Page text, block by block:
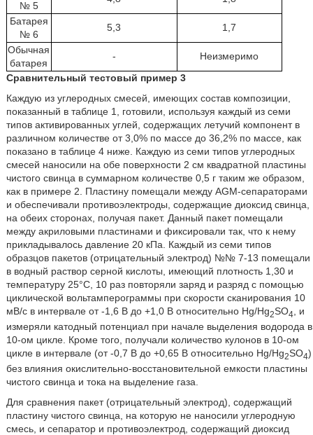
№ 5
Батарея
№ 6
5,3
1,7
Обычная
батарея
-
Неизмеримо
Сравнительный тестовый пример 3
Каждую из углеродных смесей, имеющих состав композиции,
показанный в таблице 1, готовили, используя каждый из семи
типов активированных углей, содержащих летучий компонент в
различном количестве от 3,0% по массе до 36,2% по массе, как
показано в таблице 4 ниже. Каждую из семи типов углеродных
смесей наносили на обе поверхности 2 см квадратной пластины
чистого свинца в суммарном количестве 0,5 г таким же образом,
как в примере 2. Пластину помещали между AGM-сепараторами
и обеспечивали противоэлектроды, содержащие диоксид свинца,
на обеих сторонах, получая пакет. Данный пакет помещали
между акриловыми пластинами и фиксировали так, что к нему
прикладывалось давление 20 кПа. Каждый из семи типов
образцов пакетов (отрицательный электрод) №№ 7-13 помещали
в водный раствор серной кислоты, имеющий плотность 1,30 и
температуру 25°С, 10 раз повторяли заряд и разряд с помощью
циклической вольтамперограммы при скорости сканирования 10
мВ/с в интервале от -1,6 В до +1,0 В относительно Hg/Hg2SO4
, и
измеряли катодный потенциал при начале выделения водорода в
10-ом цикле. Кроме того, получали количество кулонов в 10-ом
цикле в интервале (от -0,7 В до +0,65 В относительно Hg/Hg2SO4)
без влияния окислительно-восстановительной емкости пластины
чистого свинца и тока на выделение газа.
Для сравнения пакет (отрицательный электрод), содержащий
пластину чистого свинца, на которую не наносили углеродную
смесь, и сепаратор и противоэлектрод, содержащий диоксид